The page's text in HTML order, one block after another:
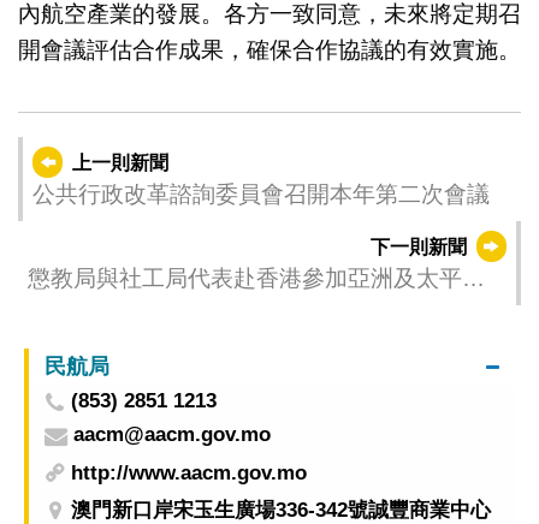
內航空產業的發展。各方一致同意，未來將定期召
開會議評估合作成果，確保合作協議的有效實施。
上一則新聞
公共行政改革諮詢委員會召開本年第二次會議
下一則新聞
懲教局與社工局代表赴香港參加亞洲及太平洋
民航局
(853) 2851 1213
aacm@aacm.gov.mo
http://www.aacm.gov.mo
澳門新口岸宋玉生廣場336-342號誠豐商業中心